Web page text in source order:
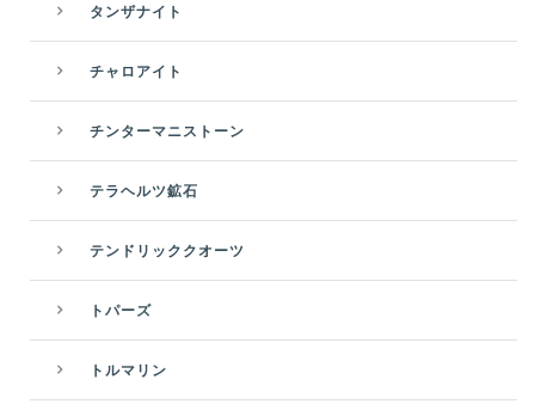
タンザナイト
チャロアイト
チンターマニストーン
テラヘルツ鉱石
テンドリッククオーツ
トパーズ
トルマリン